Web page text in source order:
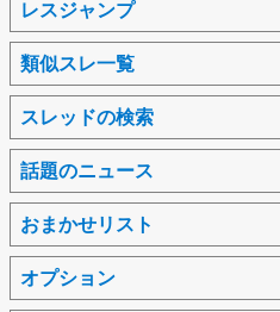
レスジャンプ
類似スレ一覧
スレッドの検索
話題のニュース
おまかせリスト
オプション